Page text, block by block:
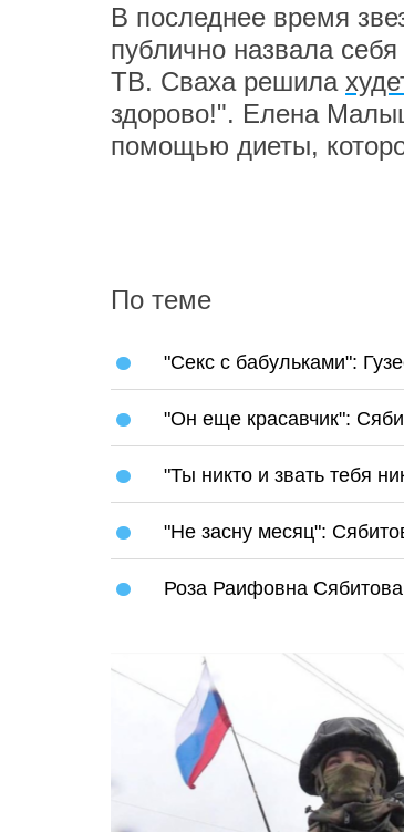
В последнее время
публично назвала
ТВ. Сваха решила
здорово!". Елена
помощью диеты,
По теме
"Секс с бабульками":
"Он еще красавчик":
"Ты никто и звать тебя
"Не засну месяц":
Роза Раифовна Сябитова